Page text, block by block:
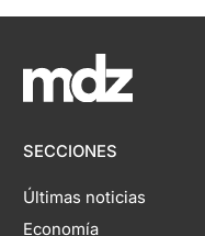
SECCIONES
Últimas noticias
Economía